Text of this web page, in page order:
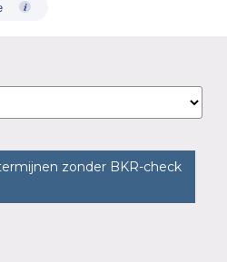
zonder BKR-check